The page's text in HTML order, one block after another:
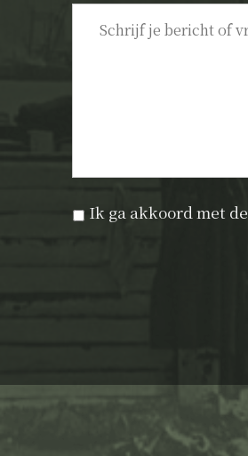
Privacyverklaring *
Ik ga akkoord met de